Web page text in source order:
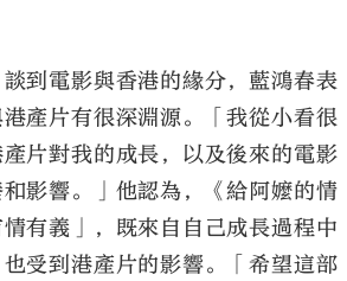
到電影與香港的緣分，藍鴻春表
產片有很深淵源。「我從小看很
片對我的成長，以及後來的電影
影響。」他認為，《給阿嬤的情
有義」，既來自自己成長過程中
受到港產片的影響。「希望這部